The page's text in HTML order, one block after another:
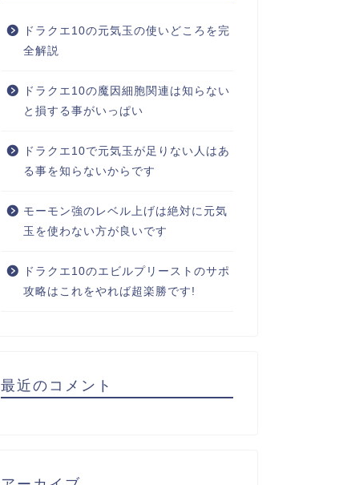
ドラクエ10の元気玉の使いどころを完
全解説
ドラクエ10の魔因細胞関連は知らない
と損する事がいっぱい
ドラクエ10で元気玉が足りない人はあ
る事を知らないからです
モーモン強のレベル上げは絶対に元気
玉を使わない方が良いです
ドラクエ10のエビルプリーストのサポ
攻略はこれをやれば超楽勝です!
最近のコメント